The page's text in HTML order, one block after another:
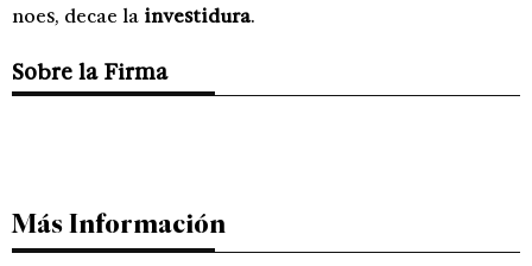
noes, decae la investidura.
Sobre la Firma
Más Información